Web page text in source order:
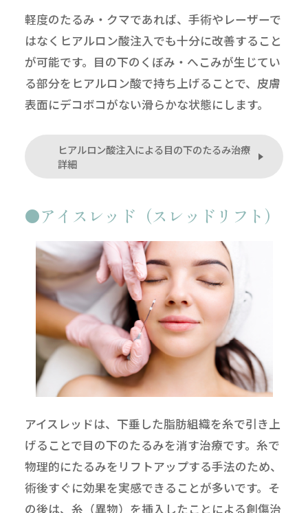
軽度のたるみ・クマであれば、手術やレーザーで
はなくヒアルロン酸注入でも十分に改善すること
が可能です。目の下のくぼみ・へこみが生じてい
る部分をヒアルロン酸で持ち上げることで、皮膚
表面にデコボコがない滑らかな状態にします。
ヒアルロン酸注入による目の下のたるみ治療
詳細
アイスレッド（スレッドリフト）
アイスレッドは、下垂した脂肪組織を糸で引き上
げることで目の下のたるみを消す治療です。糸で
物理的にたるみをリフトアップする手法のため、
術後すぐに効果を実感できることが多いです。そ
の後は、糸（異物）を挿入したことによる創傷治